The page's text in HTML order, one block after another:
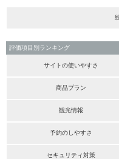
評価項目別ランキング
サイトの使いやすさ
商品プラン
観光情報
予約のしやすさ
セキュリティ対策